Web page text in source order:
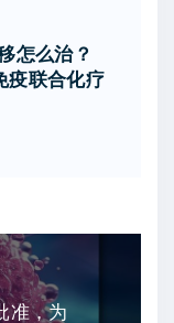
怎么治？
疫联合化疗
准，为